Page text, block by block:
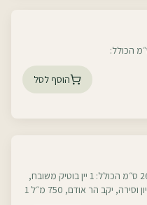
הוסף לסל
-מארז בקופסה מעוצבת במידות 26/35/10 ס״מ הכולל: 1 יין בוטיק משובח,
עלמא, מענבי קברנה פרנק, קברנה סוביניון וסירה, יקב הר אודם, 750 מ״ל 1